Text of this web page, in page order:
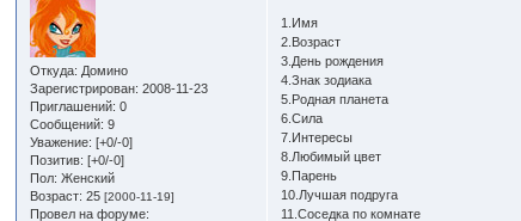
Откуда: Домино
Зарегистрирован: 2008-11-23
Приглашений: 0
Сообщений: 9
Уважение: [+0/-0]
Позитив: [+0/-0]
Пол: Женский
Возраст: 25[2000-11-19]
Провел на форуме:
1.Имя
2.Возраст
3.День рождения
4.Знак зодиака
5.Родная планета
6.Сила
7.Интересы
8.Любимый цвет
9.Парень
10.Лучшая подруга
11.Соседка по комнате